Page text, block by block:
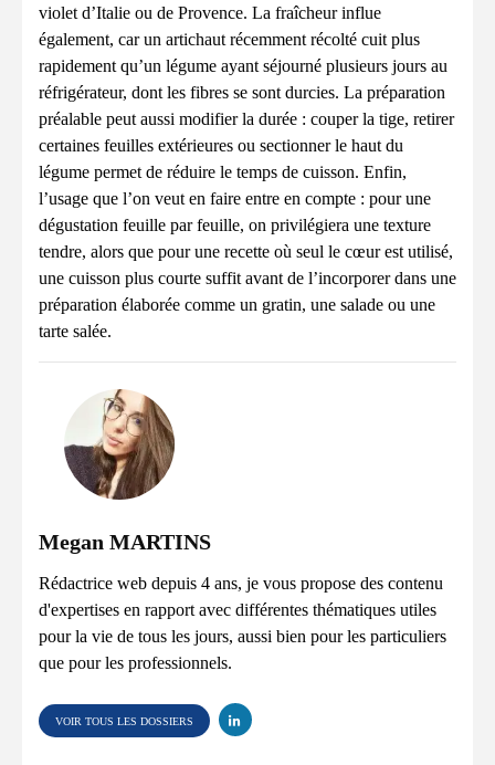
violet d’Italie ou de Provence. La fraîcheur influe
également, car un artichaut récemment récolté cuit plus
rapidement qu’un légume ayant séjourné plusieurs jours au
réfrigérateur, dont les fibres se sont durcies. La préparation
préalable peut aussi modifier la durée : couper la tige, retirer
certaines feuilles extérieures ou sectionner le haut du
légume permet de réduire le temps de cuisson. Enfin,
l’usage que l’on veut en faire entre en compte : pour une
dégustation feuille par feuille, on privilégiera une texture
tendre, alors que pour une recette où seul le cœur est utilisé,
une cuisson plus courte suffit avant de l’incorporer dans une
préparation élaborée comme un gratin, une salade ou une
tarte salée.
Megan MARTINS
Rédactrice web depuis 4 ans, je vous propose des contenu
d'expertises en rapport avec différentes thématiques utiles
pour la vie de tous les jours, aussi bien pour les particuliers
que pour les professionnels.
VOIR TOUS LES DOSSIERS